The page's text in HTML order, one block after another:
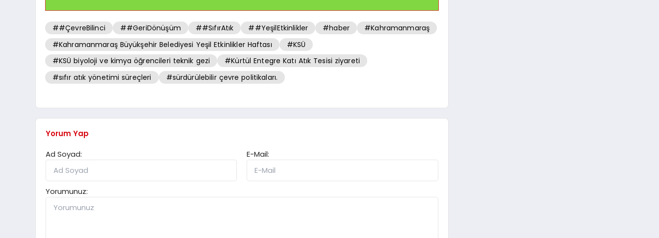
##ÇevreBilinci ##GeriDönüşüm ##SıfırAtık ##YeşilEtkinlikler #haber
#Kahramanmaraş
#Kahramanmaraş Büyükşehir Belediyesi Yeşil Etkinlikler Haftası
#KSÜ
#KSÜ biyoloji ve kimya öğrencileri teknik gezi
#Kürtül Entegre Katı Atık Tesisi ziyareti
#sıfır atık yönetimi süreçleri
#sürdürülebilir çevre politikaları.
Yorum Yap
Ad Soyad:
E-Mail:
Yorumunuz: